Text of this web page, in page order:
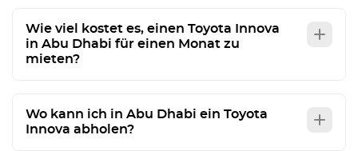
Wie viel kostet es, einen Toyota Innova
in Abu Dhabi für einen Monat zu
mieten?
Wo kann ich in Abu Dhabi ein Toyota
Innova abholen?